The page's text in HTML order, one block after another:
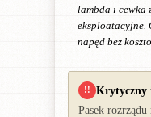
lambda i cewka
eksploatacyjne.
napęd bez
!! Krytyczny
Pasek